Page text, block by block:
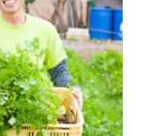
けするため、
丁寧に向き合っ